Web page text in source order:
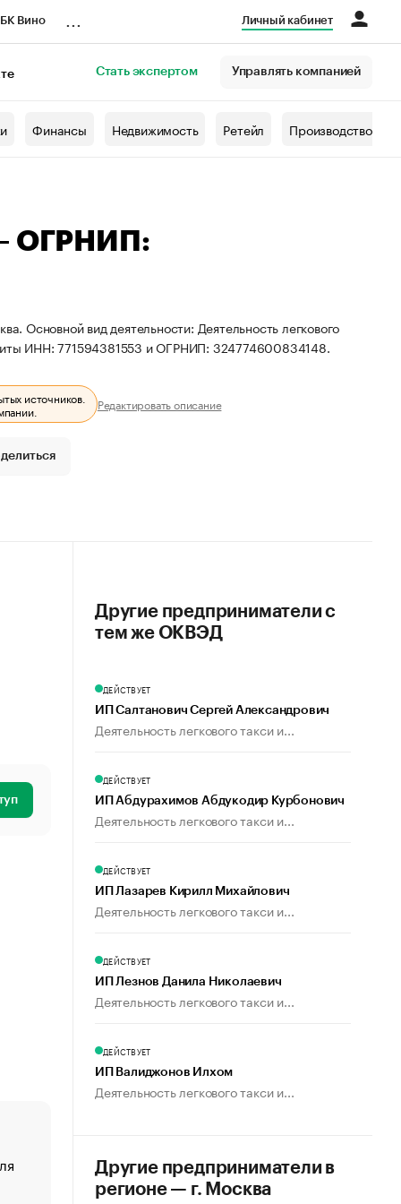
Вино Личный кабинет
Стать экспертом Управлять компанией
Финансы Недвижимость Ретейл Производство
ОГРНИП:
Основной вид деятельности: Деятельность легкового
ИНН: 771594381553 и ОГРНИП: 324774600834148.
источников.
Редактировать описание
«От спорта тело стареет иначе». Как живет глава
создавшей GTA
Другие предприниматели с
тем же ОКВЭД
ДЕЙСТВУЕТ
ИП Салтанович Сергей Александрович
Деятельность легкового такси и...
ДЕЙСТВУЕТ
ИП Абдурахимов Абдукодир Курбонович
Деятельность легкового такси и...
ДЕЙСТВУЕТ
ИП Лазарев Кирилл Михайлович
Деятельность легкового такси и...
ДЕЙСТВУЕТ
ИП Лезнов Данила Николаевич
Деятельность легкового такси и...
ДЕЙСТВУЕТ
ИП Валиджонов Илхом
Деятельность легкового такси и...
Другие предприниматели в
регионе — г. Москва